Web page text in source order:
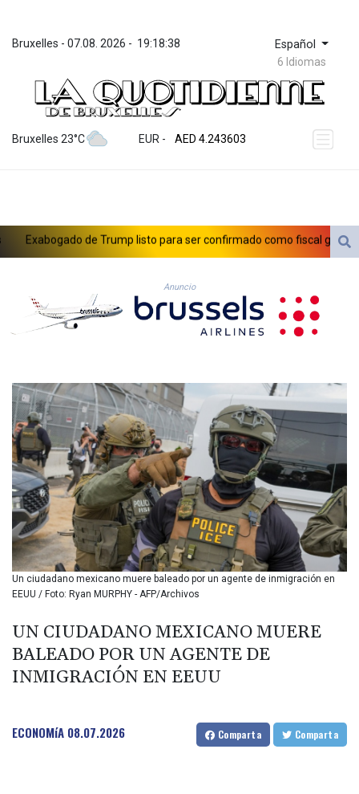
Bruxelles - 07.08. 2026 - 19:18:38 Español
6 Idiomas
Bruxelles 23°C EUR -
ZWL 372.073103
AED 4.243603
AFN 75.680614
ARS 1732.118969
AUD 1.636952
AZN 1.958749
BAM 1.960326
BBD 2.327073
BDT 143.024567
BMD 1.155508
BND 1.480518
BOB 13.732063
BRL 5.903186
BSD 1.155368
BTN 109.941469
BWP 15.595008
BYN 3.440344
BYR 22647.956716
BZD 2.323635
CAD 1.610853
CDF 2611.447728
CHF 0.933883
CLP 1057.407289
CNY 7.798581
CNH 7.792526
COP 3654.814015
CUC 1.155508
CUP 30.620962
Exabogado de Trump listo para ser confirmado como fiscal general de
Anuncio
Un ciudadano mexicano muere baleado por un agente de inmigración en
EEUU / Foto: Ryan MURPHY - AFP/Archivos
UN CIUDADANO MEXICANO MUERE
BALEADO POR UN AGENTE DE
INMIGRACIÓN EN EEUU
ECONOMíA 08.07.2026 Comparta Comparta